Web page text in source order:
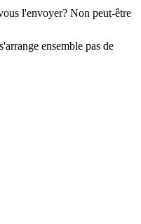
l'envoyer? Non peut-être
ensemble pas de